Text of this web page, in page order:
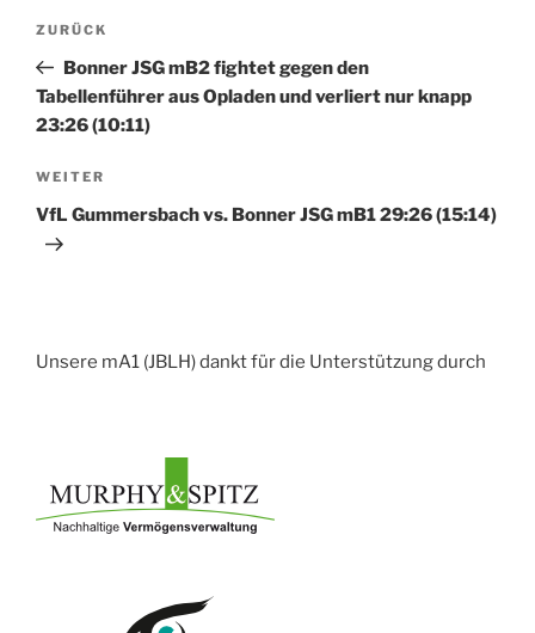
Beitragsnavigation
Vorheriger
Beitrag
ZURÜCK
Bonner JSG mB2 fightet gegen den
Tabellenführer aus Opladen und verliert nur knapp
23:26 (10:11)
Nächster
Beitrag
WEITER
VfL Gummersbach vs. Bonner JSG mB1 29:26 (15:14)
Unsere mA1 (JBLH) dankt für die Unterstützung durch